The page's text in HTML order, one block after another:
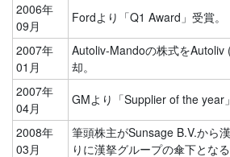
2006年
09月
Fordより「Q1 Award」受賞。
2007年
01月
Autoliv-Mandoの株式をAutoliv
却。
2007年
04月
GMより「Supplier of the year
2008年
03月
筆頭株主がSunsage B.V.から
りに漢拏グループの傘下となる